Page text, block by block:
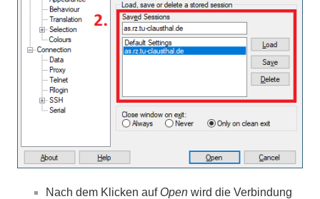
Nach dem Klicken auf Open wird die Verbindung